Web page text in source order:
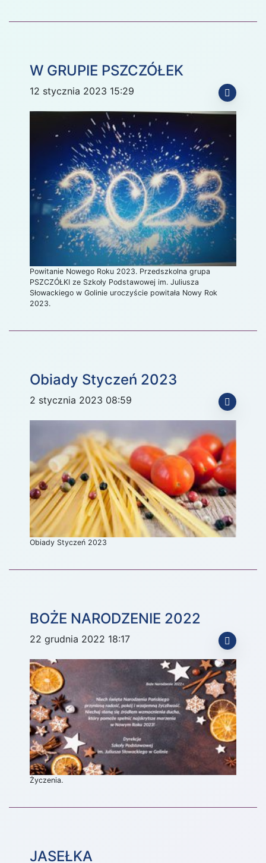
W GRUPIE PSZCZÓŁEK
12 stycznia 2023 15:29
Powitanie Nowego Roku 2023. Przedszkolna grupa
PSZCZÓŁKI ze Szkoły Podstawowej im. Juliusza
Słowackiego w Golinie uroczyście powitała Nowy Rok
2023.
Obiady Styczeń 2023
2 stycznia 2023 08:59
Obiady Styczeń 2023
BOŻE NARODZENIE 2022
22 grudnia 2022 18:17
Życzenia.
JASEŁKA